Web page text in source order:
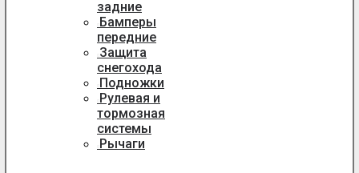
задние
Бамперы
передние
Защита
снегохода
Подножки
Рулевая и
тормозная
системы
Рычаги